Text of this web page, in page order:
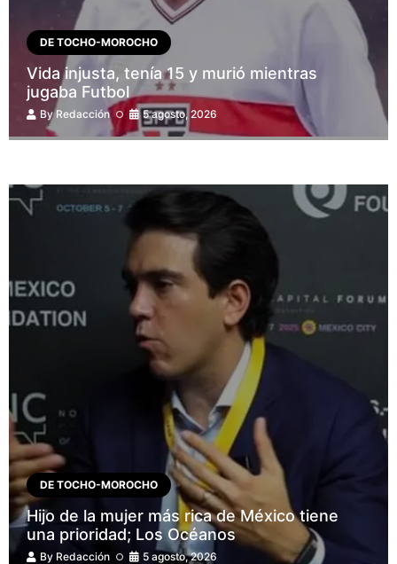
DE TOCHO-MOROCHO
Vida injusta, tenía 15 y murió mientras
jugaba Futbol
ByRedacción 5 agosto, 2026
DE TOCHO-MOROCHO
Hijo de la mujer más rica de México tiene
una prioridad; Los Océanos
By Redacción 5 agosto, 2026